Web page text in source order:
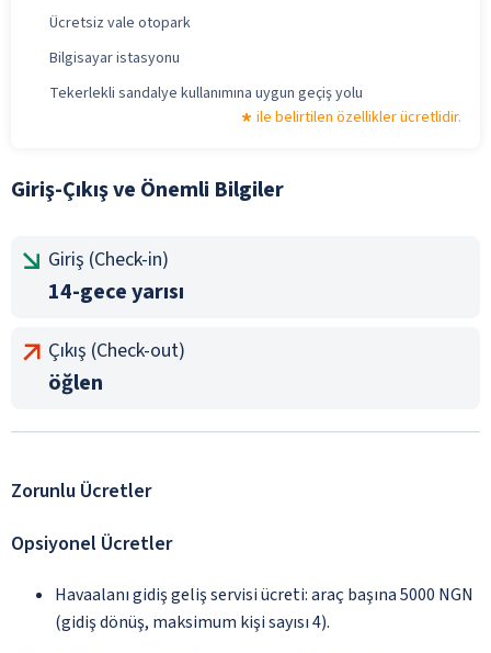
Ücretsiz vale otopark
Bilgisayar istasyonu
Tekerlekli sandalye kullanımına uygun geçiş yolu
ile belirtilen özellikler ücretlidir.
Giriş-Çıkış ve Önemli Bilgiler
Giriş (Check-in)
14-gece yarısı
Çıkış (Check-out)
öğlen
Zorunlu Ücretler
Opsiyonel Ücretler
Havaalanı gidiş geliş servisi ücreti: araç başına 5000 NGN
(gidiş dönüş, maksimum kişi sayısı 4).